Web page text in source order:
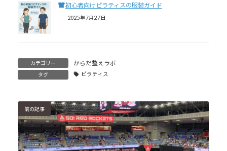
初心者向けピラティスの服装ガイド
2025年7月27日
カテゴリー からだ整えラボ
タグ ピラティス
前の記事